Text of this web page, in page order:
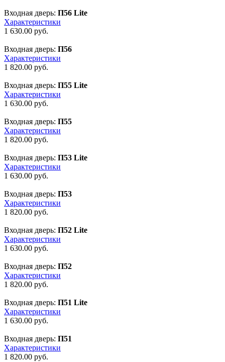
Входная дверь: П56 Lite
Характеристики
1 630.00 руб.
Входная дверь: П56
Характеристики
1 820.00 руб.
Входная дверь: П55 Lite
Характеристики
1 630.00 руб.
Входная дверь: П55
Характеристики
1 820.00 руб.
Входная дверь: П53 Lite
Характеристики
1 630.00 руб.
Входная дверь: П53
Характеристики
1 820.00 руб.
Входная дверь: П52 Lite
Характеристики
1 630.00 руб.
Входная дверь: П52
Характеристики
1 820.00 руб.
Входная дверь: П51 Lite
Характеристики
1 630.00 руб.
Входная дверь: П51
Характеристики
1 820.00 руб.